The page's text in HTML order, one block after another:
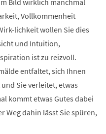
Vollkommenheit
lichkeit wollen Sie dies
und Intuition,
ist zu reizvoll.
entfaltet, sich Ihnen
Sie verleitet, etwas
kommt etwas Gutes dabei
Weg dahin lässt Sie spüren,